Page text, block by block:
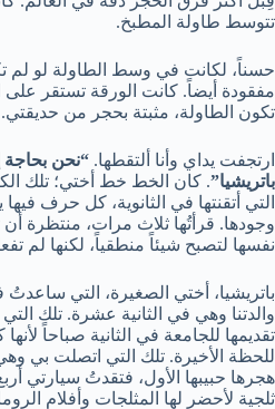
تتوسط طاولة المطبخ.
حسناً، لكانت في وسط الطاولة لو لم
مفقودة أيضاً. كانت الورقة تستقر
تكون الطاولة، مثبتة بحجر من حديقتي.
ارتجفت يداي وأنا ألتقطها. “نحن بحاجة
باتريشيا”. كان الخط خط أختي؛ تلك
التي أتقنتها في الثانوية، كل حرف
وجودها. قرأتُها ثلاث مرات، منتظرة أن
نفسها لتصبح شيئاً منطقياً، لكنها لم
باتريشيا، أختي الصغيرة، التي ساعدتُ
والدتنا وهي في الثانية عشرة. تلك
تقديمها للجامعة في الثانية صباحاً
للحظة الأخيرة. تلك التي اتصلت بي
هجرها حبيبها الأول، فتقدتُ سيارتي
ثلجية لأحضر لها المثلجات وأفلام